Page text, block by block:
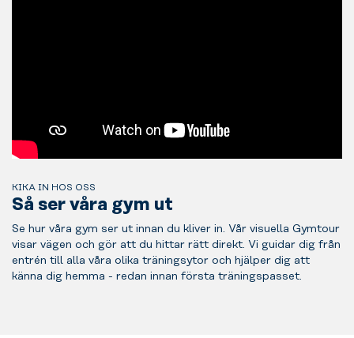
KIKA IN HOS OSS
Så ser våra gym ut
Se hur våra gym ser ut innan du kliver in. Vår visuella Gymtour
visar vägen och gör att du hittar rätt direkt. Vi guidar dig från
entrén till alla våra olika träningsytor och hjälper dig att
känna dig hemma - redan innan första träningspasset.